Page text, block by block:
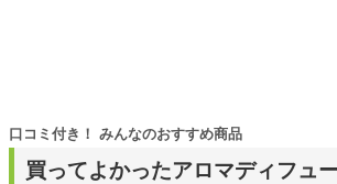
買ってよかったアロマディフュ
口コミ付き！ みんなのおすすめ商品